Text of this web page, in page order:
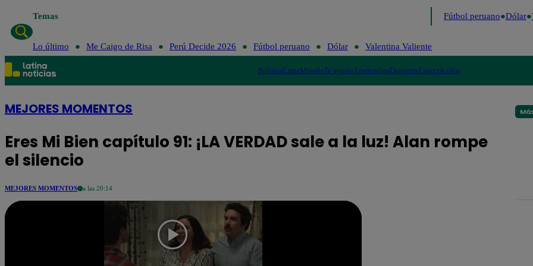
Temas Fútbol peruano Dólar
Lo último Me Caigo de Risa Perú Decide 2026 Fútbol peruano Dólar Valentina Valiente
PolíticaLimaMundoTe ayudoTendenciasDeportesEspectáculos
MEJORES MOMENTOS
Eres Mi Bien capítulo 91: ¡LA VERDAD sale a la luz! Alan rompe
el silencio
MEJORES MOMENTOS a las 20:14